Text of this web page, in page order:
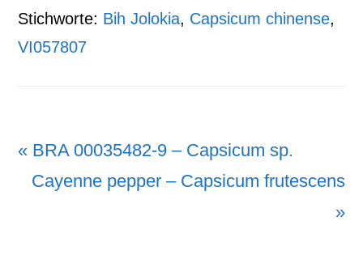
Stichworte: Bih Jolokia, Capsicum chinense,
VI057807
Vorheriger
Beitrag:
« BRA 00035482-9 – Capsicum sp.
Nächster
Cayenne pepper – Capsicum frutescens
»